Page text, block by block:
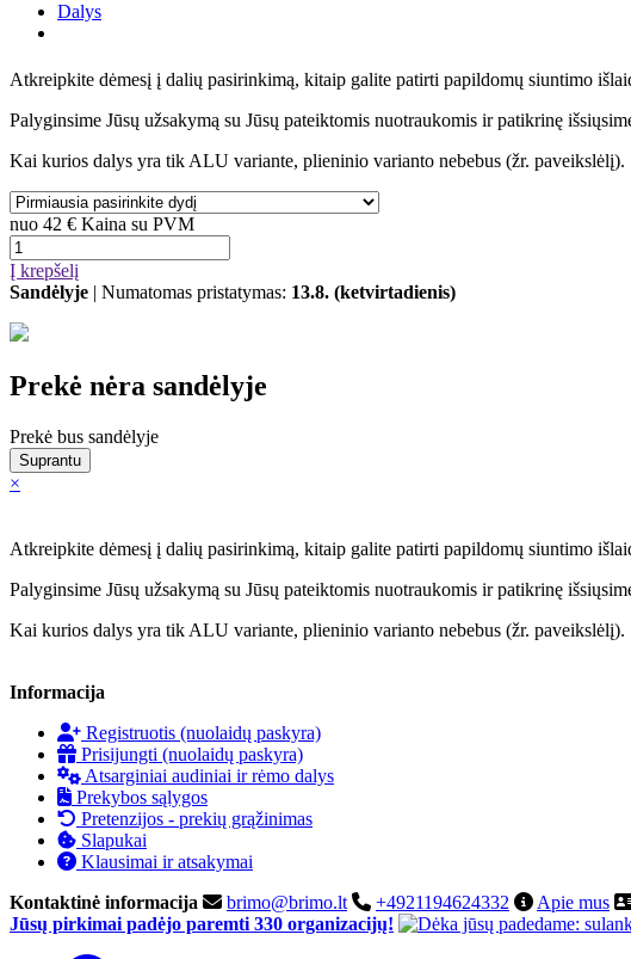
Dalys
Atkreipkite dėmesį į dalių pasirinkimą, kitaip galite patirti papildomų siuntimo
Palyginsime Jūsų užsakymą su Jūsų pateiktomis nuotraukomis ir patikrinę
Kai kurios dalys yra tik ALU variante, plieninio varianto nebebus (žr. paveikslėlį).
nuo 42 € Kaina su PVM
Į krepšelį
Sandėlyje | Numatomas pristatymas: 13.8. (ketvirtadienis)
Prekė nėra sandėlyje
Prekė bus sandėlyje
Suprantu
×
Atkreipkite dėmesį į dalių pasirinkimą, kitaip galite patirti papildomų siuntimo
Palyginsime Jūsų užsakymą su Jūsų pateiktomis nuotraukomis ir patikrinę
Kai kurios dalys yra tik ALU variante, plieninio varianto nebebus (žr. paveikslėlį).
Informacija
Registruotis (nuolaidų paskyra)
Prisijungti (nuolaidų paskyra)
Atsarginiai audiniai ir rėmo dalys
Prekybos sąlygos
Pretenzijos - prekių grąžinimas
Slapukai
Klausimai ir atsakymai
Kontaktinė informacija
brimo@brimo.lt +4921194624332 Apie mus
Jūsų pirkimai padėjo paremti 330 organizacijų!